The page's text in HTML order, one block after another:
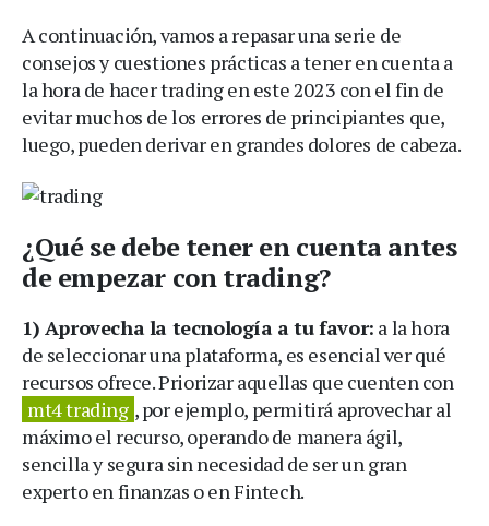
A continuación, vamos a repasar una serie de
consejos y cuestiones prácticas a tener en cuenta a
la hora de hacer trading en este 2023 con el fin de
evitar muchos de los errores de principiantes que,
luego, pueden derivar en grandes dolores de cabeza.
¿Qué se debe tener en cuenta antes
de empezar con trading?
1) Aprovecha la tecnología a tu favor: a la hora
de seleccionar una plataforma, es esencial ver qué
recursos ofrece. Priorizar aquellas que cuenten con
mt4 trading , por ejemplo, permitirá aprovechar al
máximo el recurso, operando de manera ágil,
sencilla y segura sin necesidad de ser un gran
experto en finanzas o en Fintech.